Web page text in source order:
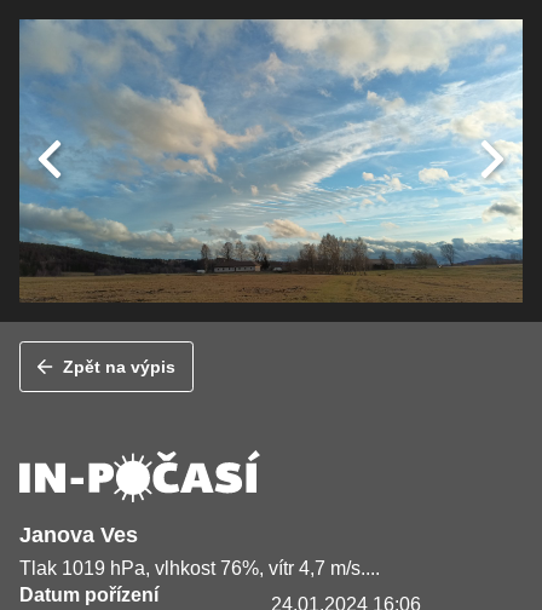
Zpět na výpis
Janova Ves
Tlak 1019 hPa, vlhkost 76%, vítr 4,7 m/s....
Datum pořízení
24.01.2024 16:06